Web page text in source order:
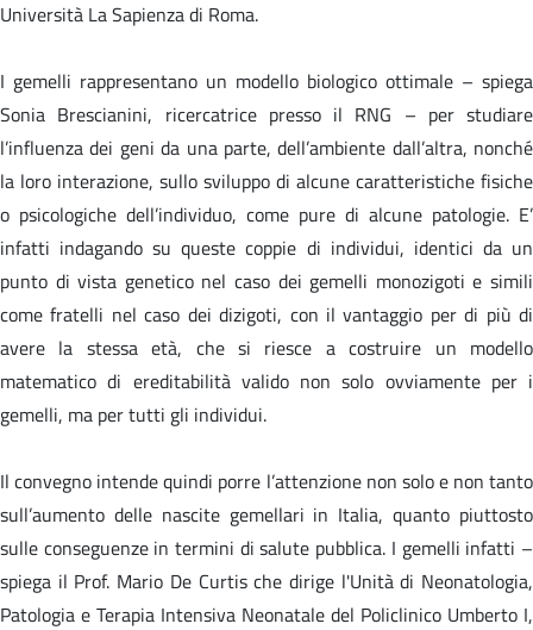
Università La Sapienza di Roma.
I gemelli rappresentano un modello biologico ottimale – spiega
Sonia Brescianini, ricercatrice presso il RNG – per studiare
l’influenza dei geni da una parte, dell’ambiente dall’altra, nonché
la loro interazione, sullo sviluppo di alcune caratteristiche fisiche
o psicologiche dell’individuo, come pure di alcune patologie. E’
infatti indagando su queste coppie di individui, identici da un
punto di vista genetico nel caso dei gemelli monozigoti e simili
come fratelli nel caso dei dizigoti, con il vantaggio per di più di
avere la stessa età, che si riesce a costruire un modello
matematico di ereditabilità valido non solo ovviamente per i
gemelli, ma per tutti gli individui.
Il convegno intende quindi porre l’attenzione non solo e non tanto
sull’aumento delle nascite gemellari in Italia, quanto piuttosto
sulle conseguenze in termini di salute pubblica. I gemelli infatti –
spiega il Prof. Mario De Curtis che dirige l'Unità di Neonatologia,
Patologia e Terapia Intensiva Neonatale del Policlinico Umberto I,